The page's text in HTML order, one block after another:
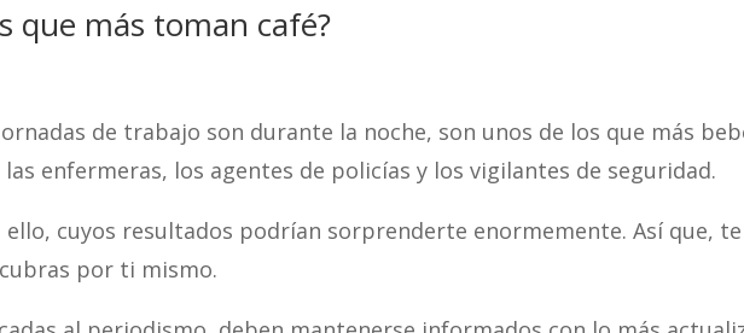
que más toman café?
de trabajo son durante la noche, son unos de los que más
enfermeras, los agentes de policías y los vigilantes de seguridad.
cuyos resultados podrían sorprenderte enormemente. Así que,
por ti mismo.